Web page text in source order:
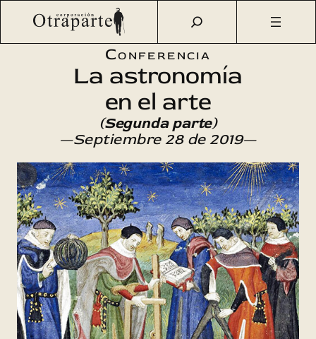
Saltar
Otraparte.org/Agenda Cultural Ciencia
La astronomía
Conferencia
La astronomía
en el arte
(Segunda parte)
—Septiembre 28 de 2019—